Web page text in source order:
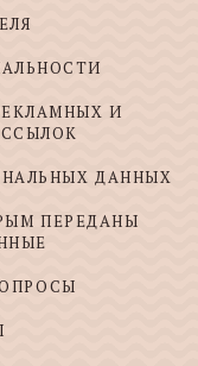
И
ДАННЫХ
ПЕРЕДАНЫ